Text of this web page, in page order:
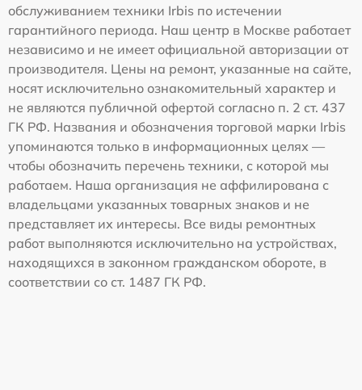
обслуживанием техники Irbis по истечении
гарантийного периода. Наш центр в Москве работает
независимо и не имеет официальной авторизации от
производителя. Цены на ремонт, указанные на сайте,
носят исключительно ознакомительный характер и
не являются публичной офертой согласно п. 2 ст. 437
ГК РФ. Названия и обозначения торговой марки Irbis
упоминаются только в информационных целях —
чтобы обозначить перечень техники, с которой мы
работаем. Наша организация не аффилирована с
владельцами указанных товарных знаков и не
представляет их интересы. Все виды ремонтных
работ выполняются исключительно на устройствах,
находящихся в законном гражданском обороте, в
соответствии со ст. 1487 ГК РФ.